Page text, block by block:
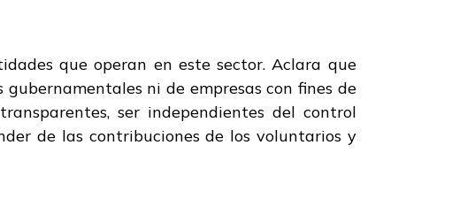
que operan en este sector. Aclara que
ni de empresas con fines de
ser independientes del control
de las contribuciones de los voluntarios y